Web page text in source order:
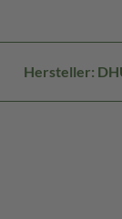
Hersteller: